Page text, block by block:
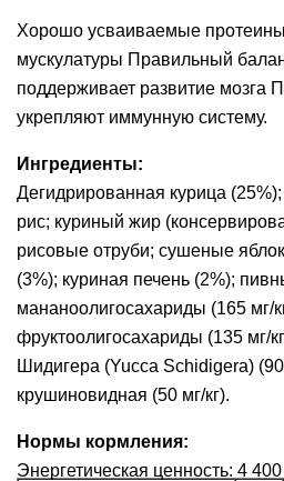
Хорошо усваиваемые
мускулатуры Правильный
поддерживает развитие мозга
укрепляют иммунную систему.
Ингредиенты:
Дегидрированная курица
рис; куриный жир
рисовые отруби; сушеные
(3%); куриная печень (2%);
мананоолигосахариды (165 мг/
фруктоолигосахариды (135 мг/
Шидигера (Yucca Schidigera) (90
крушиновидная (50 мг/кг).
Нормы кормления:
Энергетическая ценность: 4 400